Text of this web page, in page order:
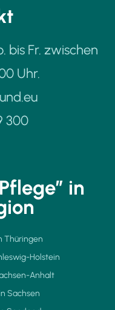
bis Fr. zwischen
Uhr.
300
in
Thüringen
Holstein
Anhalt
Sachsen